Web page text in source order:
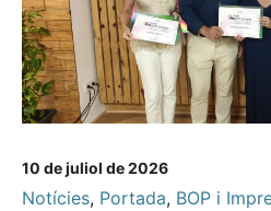
10 de juliol de 2026
Notícies, Portada, BOP i